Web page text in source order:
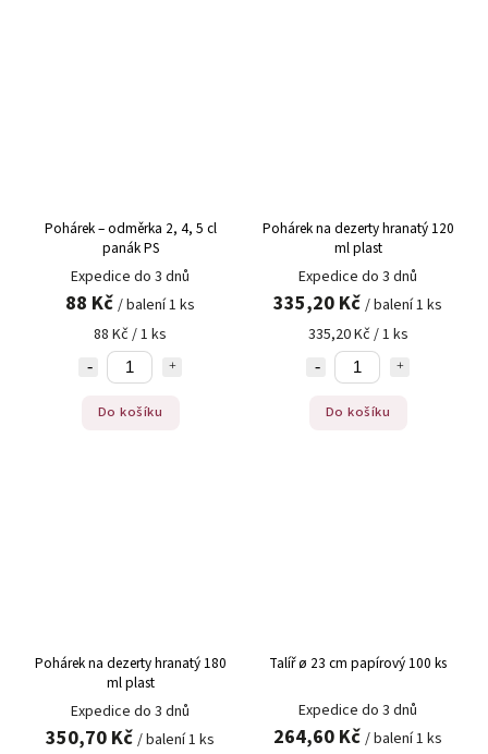
Pohárek – odměrka 2, 4, 5 cl
panák PS
Expedice do 3 dnů
88 Kč / balení 1 ks
88 Kč / 1 ks
Do košíku
Pohárek na dezerty hranatý 120
ml plast
Expedice do 3 dnů
335,20 Kč / balení 1 ks
335,20 Kč / 1 ks
Do košíku
Pohárek na dezerty hranatý 180
ml plast
Expedice do 3 dnů
350,70 Kč / balení 1 ks
Talíř ø 23 cm papírový 100 ks
Expedice do 3 dnů
264,60 Kč / balení 1 ks